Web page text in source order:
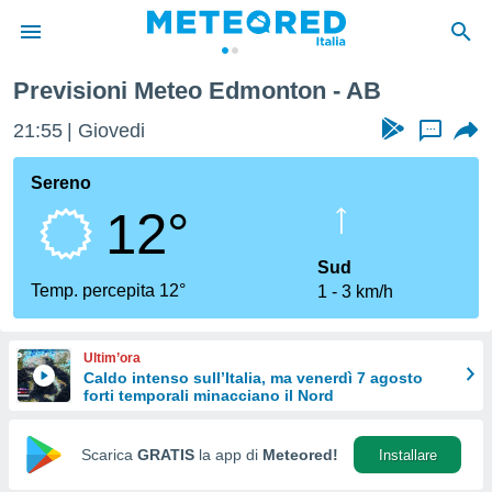
di
per
le
di
Web
Previsioni Meteo Edmonton - AB
21:55 Giovedi ...
Sereno
12°
Temp. percepita 12°
Sud
1
3 km/h
Ultim’ora
Caldo intenso sull’Italia, ma venerdì 7 agosto
forti temporali minacciano il Nord
Scarica GRATIS la app di Meteored! Installare